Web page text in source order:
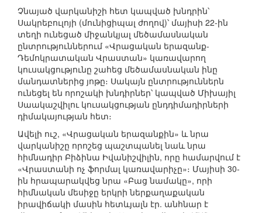
Չնայած վարկանիշի հետ կապված խնդրին՝
Սակրեբուլոյի (մունիցիպալ ժողով)՝ մայիսի 22-ին
տեղի ունեցած միջանկյալ մեծամասնական
ընտրություններում «Վրացական երազանք-
Դեմոկրատական Վրաստան» կառավարող
կուսակցությունը շահեց մեծամասնական ինը
մանդատներից յոթը։ Սակայն ընտրություններն
ունեցել են որոշակի խնդիրներ՝ կապված Միխայիլ
Սաակաշվիլու կուսակցության ընդդիմադիրների
դիմակայության հետ։
Ավելի ուշ, «Վրացական երազանքին» և նրա
վարկանիշը որոշեց պաշտպանել նաև նրա
հիմնադիր Բիձինա Իվանիշվիլին, որը համարվում է
«Վրաստանի ոչ ֆորմալ կառավարիչը»։ Մայիսի 30-
ին հրապարակվեց նրա «Բաց նամակը», որի
հիմնական մեսիջը երկրի ներքաղաքական
իրավիճակի մասին հետևյալն էր. անհնար է